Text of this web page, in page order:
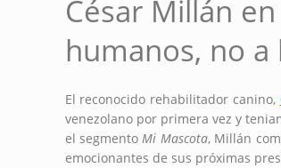
César Millán
humanos, no
El reconocido rehabilitador canino,
venezolano por primera vez y
el segmentoMi Mascota, Millán
emocionantes de sus próximas